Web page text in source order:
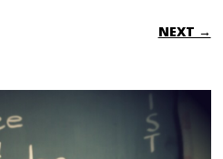
NEXT →